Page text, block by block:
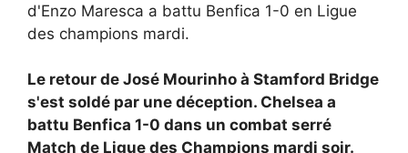
d'Enzo Maresca a battu Benfica 1-0 en Ligue
des champions mardi.
Le retour de José Mourinho à Stamford Bridge
s'est soldé par une déception. Chelsea a
battu Benfica 1-0 dans un combat serré
Match de Ligue des Champions mardi soir.